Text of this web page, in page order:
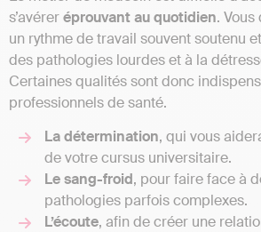
s’avéreréprouvant au quotidien.
un rythme de travail souvent soutenu
des pathologies lourdes et à la
Certaines qualités sont donc
professionnels de santé.
La détermination, qui vous
de votre cursus universitaire.
Le sang-froid, pour faire face à
pathologies parfois complexes.
L’écoute, afin de créer une